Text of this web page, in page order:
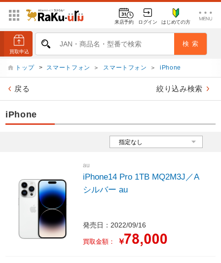
来店予約 ログイン はじめての方
トップ > スマートフォン ＞ スマートフォン ＞ iPhone
戻る 絞り込み検索
iPhone
au
iPhone14 Pro 1TB MQ2M3J／A
シルバー au
発売日：2022/09/16
買取金額： ￥